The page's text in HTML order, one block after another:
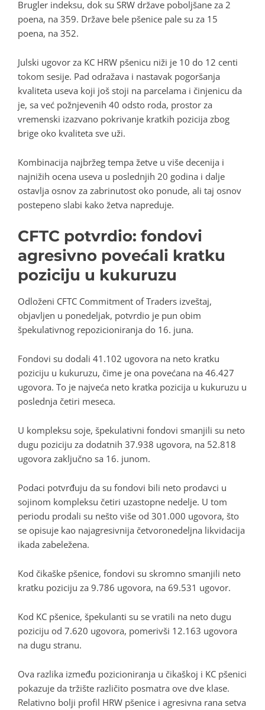
Brugler indeksu, dok su SRW države poboljšane za 2
poena, na 359. Države bele pšenice pale su za 15
poena, na 352.
Julski ugovor za KC HRW pšenicu niži je 10 do 12 centi
tokom sesije. Pad odražava i nastavak pogoršanja
kvaliteta useva koji još stoji na parcelama i činjenicu da
je, sa već požnjevenih 40 odsto roda, prostor za
vremenski izazvano pokrivanje kratkih pozicija zbog
brige oko kvaliteta sve uži.
Kombinacija najbržeg tempa žetve u više decenija i
najnižih ocena useva u poslednjih 20 godina i dalje
ostavlja osnov za zabrinutost oko ponude, ali taj osnov
postepeno slabi kako žetva napreduje.
CFTC potvrdio: fondovi
agresivno povećali kratku
poziciju u kukuruzu
Odloženi CFTC Commitment of Traders izveštaj,
objavljen u ponedeljak, potvrdio je pun obim
špekulativnog repozicioniranja do 16. juna.
Fondovi su dodali 41.102 ugovora na neto kratku
poziciju u kukuruzu, čime je ona povećana na 46.427
ugovora. To je najveća neto kratka pozicija u kukuruzu u
poslednja četiri meseca.
U kompleksu soje, špekulativni fondovi smanjili su neto
dugu poziciju za dodatnih 37.938 ugovora, na 52.818
ugovora zaključno sa 16. junom.
Podaci potvrđuju da su fondovi bili neto prodavci u
sojinom kompleksu četiri uzastopne nedelje. U tom
periodu prodali su nešto više od 301.000 ugovora, što
se opisuje kao najagresivnija četvoronedeljna likvidacija
ikada zabeležena.
Kod čikaške pšenice, fondovi su skromno smanjili neto
kratku poziciju za 9.786 ugovora, na 69.531 ugovor.
Kod KC pšenice, špekulanti su se vratili na neto dugu
poziciju od 7.620 ugovora, pomerivši 12.163 ugovora
na dugu stranu.
Ova razlika između pozicioniranja u čikaškoj i KC pšenici
pokazuje da tržište različito posmatra ove dve klase.
Relativno bolji profil HRW pšenice i agresivna rana setva